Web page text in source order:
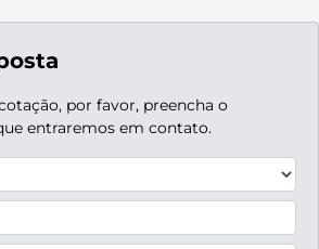
por favor, preencha o
entraremos em contato.